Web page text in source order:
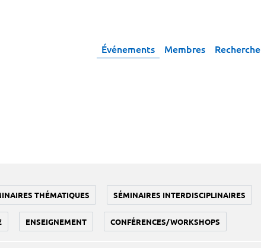
Événements Membres Recherche
THÉMATIQUES SÉMINAIRES INTERDISCIPLINAIRES
ENSEIGNEMENT CONFÉRENCES/WORKSHOPS